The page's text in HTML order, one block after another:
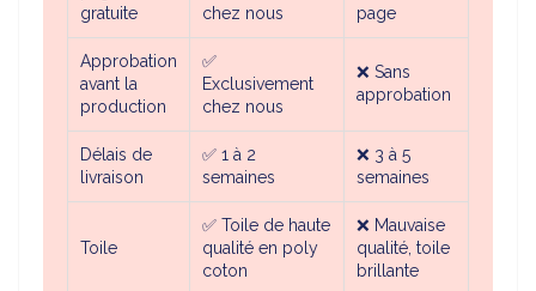
gratuite
chez nous
page
Approbation
avant la
production
✅
Exclusivement
chez nous
❌ Sans
approbation
Délais de
livraison
✅ 1 à 2
semaines
❌ 3 à 5
semaines
Toile
✅ Toile de haute
qualité en poly
coton
❌ Mauvaise
qualité, toile
brillante